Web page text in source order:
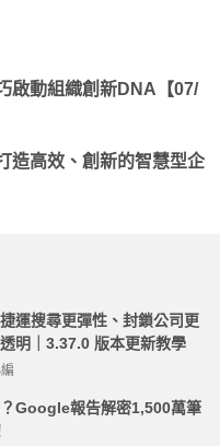
啟動組織創新DNA【07/
造高效、創新的智慧型企
運搜尋更彈性、封鎖公司更
明｜3.37.0 版本更新教學
Google報告解密1,500萬筆